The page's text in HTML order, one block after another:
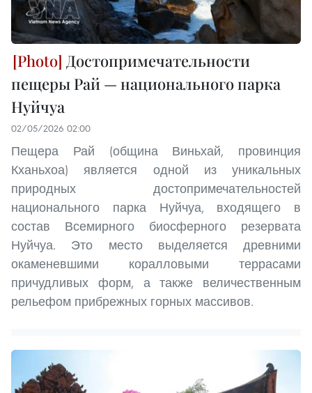
Достопримечательности
пещеры Рай — национального парка
Нуйчуа
02/05/2026 02:00
Пещера Рай (община Виньхай, провинция
Кханьхоа) является одной из уникальных
природных достопримечательностей
национального парка Нуйчуа, входящего в
состав Всемирного биосферного резервата
Нуйчуа. Это место выделяется древними
окаменевшими коралловыми террасами
причудливых форм, а также величественным
рельефом прибрежных горных массивов.